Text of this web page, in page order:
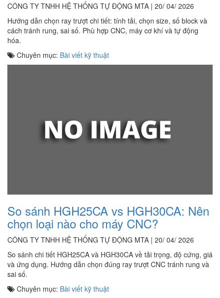
CÔNG TY TNHH HỆ THỐNG TỰ ĐỘNG MTA | 20/ 04/ 2026
Hướng dẫn chọn ray trượt chi tiết: tính tải, chọn size, số block và
cách tránh rung, sai số. Phù hợp CNC, máy cơ khí và tự động
hóa.
Chuyên mục: Bài viết kỹ thuật
So sánh HGH25CA vs HGH30CA: Nên
chọn loại nào cho máy CNC?
CÔNG TY TNHH HỆ THỐNG TỰ ĐỘNG MTA | 20/ 04/ 2026
So sánh chi tiết HGH25CA và HGH30CA về tải trọng, độ cứng, giá
và ứng dụng. Hướng dẫn chọn đúng ray trượt CNC tránh rung và
sai số.
Chuyên mục: Bài viết kỹ thuật